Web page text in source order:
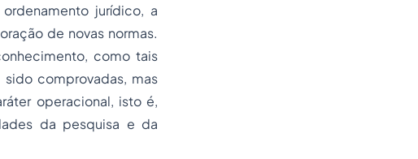
jurídico, a
de novas normas.
como tais
comprovadas, mas
operacional, isto é,
da pesquisa e da